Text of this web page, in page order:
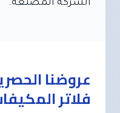
الشركة المصنعة.
عروضنا
فلاتر